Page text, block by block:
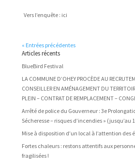
Vers l’enquête : ici
« Entrées précédentes
Articles récents
BlueBird Festival
LA COMMUNE D’OHEY PROCÈDE AU
CONSEILLER EN AMÉNAGEMENT DU
PLEIN – CONTRAT DE REMPLACEMENT –
Arrêté de police du Gouverneur : 3e
Sécheresse – risques d’incendies » (jusqu’au
Mise à disposition d’un local à l’attention des
Fortes chaleurs : restons attentifs aux
fragilisées !